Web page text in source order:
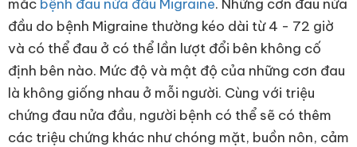
mắc bệnh đau nửa đầu Migraine. Những cơn đau nửa
đầu do bệnh Migraine thường kéo dài từ 4 - 72 giờ
và có thể đau ở có thể lần lượt đổi bên không cố
định bên nào. Mức độ và mật độ của những cơn đau
là không giống nhau ở mỗi người. Cùng với triệu
chứng đau nửa đầu, người bệnh có thể sẽ có thêm
các triệu chứng khác như chóng mặt, buồn nôn, cảm